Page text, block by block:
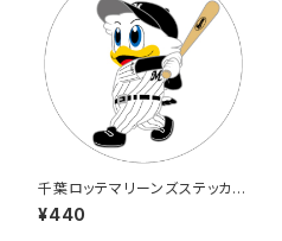
千葉ロッテマリーンズステッカー
8
¥440